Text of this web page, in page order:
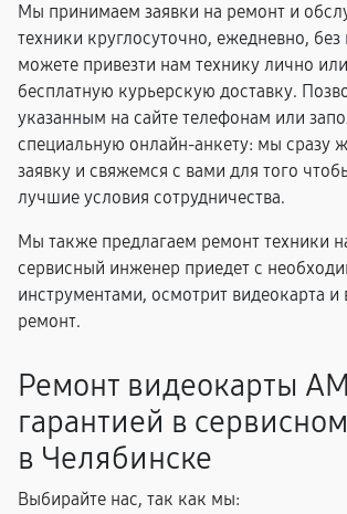
Мы принимаем заявки на ремонт и
техники круглосуточно, ежедневно,
можете привезти нам технику лично или
бесплатную курьерскую доставку.
указанным на сайте телефонам или
специальную онлайн-анкету: мы сразу
заявку и свяжемся с вами для того
лучшие условия сотрудничества.
Мы также предлагаем ремонт техники
сервисный инженер приедет с
инструментами, осмотрит видеокарта и
ремонт.
Ремонт видеокарты
гарантией в
в Челябинске
Выбирайте нас, так как мы: